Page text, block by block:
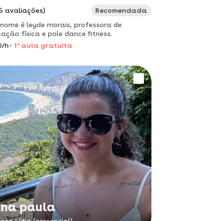
avaliações)
Recomendada
é leyde morais, professora de
física e pole dance fitness.
h
1 aaula gratuita
paula